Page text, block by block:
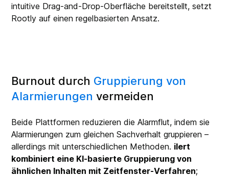
intuitive Drag-and-Drop-Oberfläche bereitstellt, setzt
Rootly auf einen regelbasierten Ansatz.
Burnout durch Gruppierung von
Alarmierungen vermeiden
Beide Plattformen reduzieren die Alarmflut, indem sie
Alarmierungen zum gleichen Sachverhalt gruppieren –
allerdings mit unterschiedlichen Methoden. ilert
kombiniert eine KI-basierte Gruppierung von
ähnlichen Inhalten mit Zeitfenster-Verfahren;